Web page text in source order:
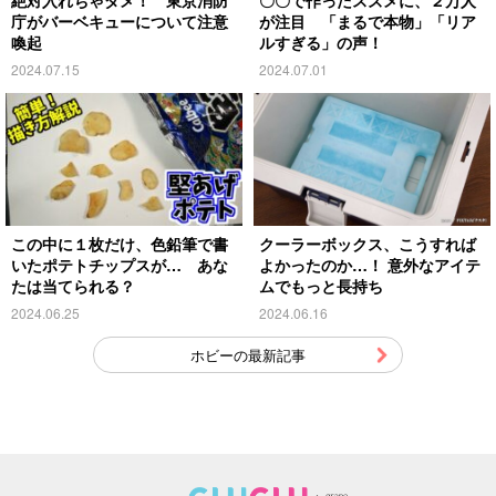
庁がバーベキューについて注意
喚起
2024.07.15
が注目 「まるで本物」「リア
ルすぎる」の声！
2024.07.01
この中に１枚だけ、色鉛筆で書
いたポテトチップスが… あな
たは当てられる？
2024.06.25
クーラーボックス、こうすれば
よかったのか…！ 意外なアイテ
ムでもっと長持ち
2024.06.16
ホビーの最新記事